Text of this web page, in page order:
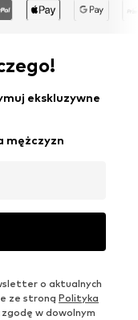
ekskluzywne
mężczyzn
o aktualnych
ze stroną Polityka
w dowolnym